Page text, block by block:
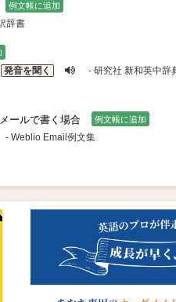
例文帳に追加
辞書
発音を聞く - 研究社 新和英中辞
メールで書く場合 例文帳に追加
- Weblio Email例文集